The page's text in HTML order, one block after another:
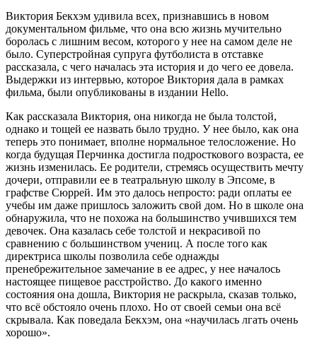
Виктория Бекхэм удивила всех, признавшись в новом
документальном фильме, что она всю жизнь мучительно
боролась с лишним весом, которого у нее на самом деле не
было. Суперстройная супруга футболиста в отставке
рассказала, с чего началась эта история и до чего ее довела.
Выдержки из интервью, которое Виктория дала в рамках
фильма, были опубликованы в издании Hello.
Как рассказала Виктория, она никогда не была толстой,
однако и тощей ее назвать было трудно. У нее было, как она
теперь это понимает, вполне нормальное телосложение. Но
когда будущая Перчинка достигла подросткового возраста, ее
жизнь изменилась. Ее родители, стремясь осуществить мечту
дочери, отправили ее в театральную школу в Эпсоме, в
графстве Сюррей. Им это далось непросто: ради оплаты ее
учебы им даже пришлось заложить свой дом. Но в школе она
обнаружила, что не похожа на большинство учившихся тем
девочек. Она казалась себе толстой и некрасивой по
сравнению с большинством учениц. А после того как
директриса школы позволила себе однажды
пренебрежительное замечание в ее адрес, у нее началось
настоящее пищевое расстройство. До какого именно
состояния она дошла, Виктория не раскрыла, сказав только,
что всё обстояло очень плохо. Но от своей семьи она всё
скрывала. Как поведала Бекхэм, она «научилась лгать очень
хорошо».